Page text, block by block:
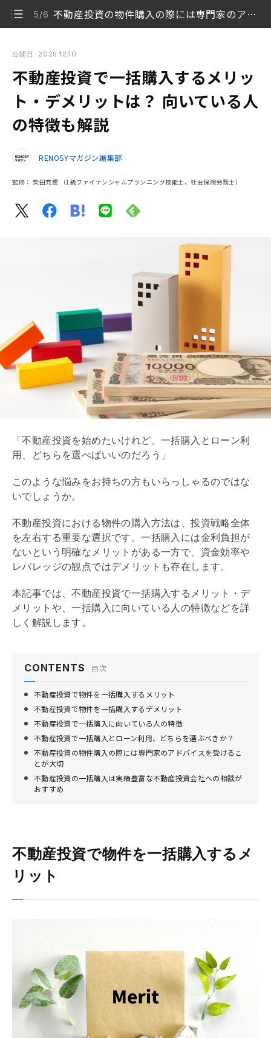
5/6 不動産投資の物件購入の際には専門家のアドバイスを受けることが大切
る人の特徴も解説
1/6 不動産投資で物件を一括購入するメリット
2/6 不動産投資で物件を一括購入するデメリット
不動産投資で一括購入に向いている人の特徴
不動産投資で一括購入とローン利用、どちらを選ぶべ
きか？
5/6
不動産投資の物件購入の際には専門家のアドバイスを
受けることが大切
不動産投資の一括購入は実績豊富な不動産投資会社
公開日: 2025.12.10
不動産投資で一括購入するメリッ
ト・デメリットは？ 向いている人
の特徴も解説
RENOSYマガジン編集部
監修： 柴田充輝 （1級ファイナンシャルプランニング技能士、社会保険労務士）
「不動産投資を始めたいけれど、一括購入とローン利
用、どちらを選べばいいのだろう」
このような悩みをお持ちの方もいらっしゃるのではな
いでしょうか。
不動産投資における物件の購入方法は、投資戦略全体
を左右する重要な選択です。一括購入には金利負担が
ないという明確なメリットがある一方で、資金効率や
レバレッジの観点ではデメリットも存在します。
本記事では、不動産投資で一括購入するメリット・デ
メリットや、一括購入に向いている人の特徴などを詳
しく解説します。
CONTENTS 目次
不動産投資で物件を一括購入するメリット
不動産投資で物件を一括購入するデメリット
不動産投資で一括購入に向いている人の特徴
不動産投資で一括購入とローン利用、どちらを選ぶべきか？
不動産投資の物件購入の際には専門家のアドバイスを受けるこ
とが大切
不動産投資の一括購入は実績豊富な不動産投資会社への相談が
おすすめ
不動産投資で物件を一括購入するメ
リット